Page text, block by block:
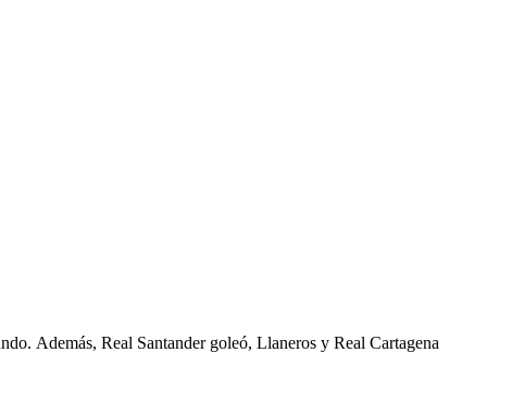
Además, Real Santander goleó, Llaneros y Real Cartagena